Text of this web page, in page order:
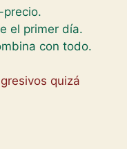
precio.
el primer día.
con todo.
quizá